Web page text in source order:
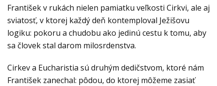
František v rukách nielen pamiatku veľkosti Cirkvi, ale aj
sviatosť, v ktorej každý deň kontemploval Ježišovu
logiku: pokoru a chudobu ako jedinú cestu k tomu, aby
sa človek stal darom milosrdenstva.
Cirkev a Eucharistia sú druhým dedičstvom, ktoré nám
František zanechal: pôdou, do ktorej môžeme zasiať